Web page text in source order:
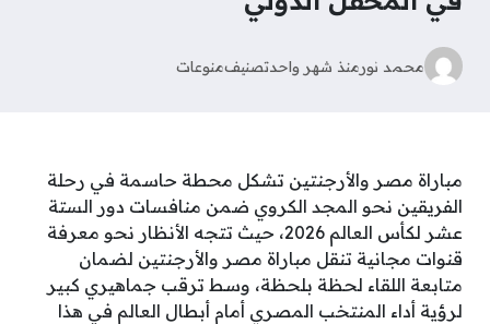
محمد نورمنذ شهر واحدتصنيفمنوعات
مباراة مصر والأرجنتين تشكل محطة حاسمة في رحلة
الفريقين نحو المجد الكروي ضمن منافسات دور الستة
عشر لكأس العالم 2026، حيث تتجه الأنظار نحو معرفة
قنوات مجانية تنقل مباراة مصر والأرجنتين لضمان
متابعة اللقاء لحظة بلحظة، وسط ترقب جماهيري كبير
لرؤية أداء المنتخب المصري أمام أبطال العالم في هذا